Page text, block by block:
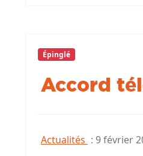
Épinglé
Accord
Actualités : 9 février